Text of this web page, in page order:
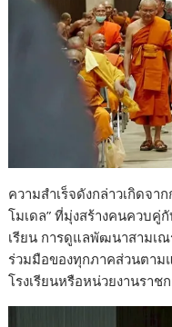
ความสำเร็จดังกล่าวเกิดจ
โมเดล” ที่มุ่งสร้างคนควบคู่
เรียน การดูแลพัฒนาสามเ
ร่วมมือของทุกภาคส่วนตาม
โรงเรียนหรือหน่วยงานราช